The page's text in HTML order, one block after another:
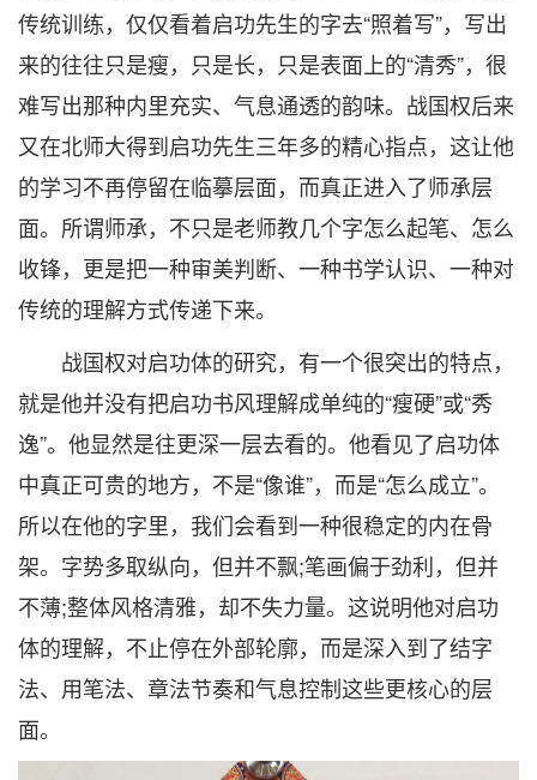
传统训练，仅仅看着启功先生的字去“照着写”，写出
来的往往只是瘦，只是长，只是表面上的“清秀”，很
难写出那种内里充实、气息通透的韵味。战国权后来
又在北师大得到启功先生三年多的精心指点，这让他
的学习不再停留在临摹层面，而真正进入了师承层
面。所谓师承，不只是老师教几个字怎么起笔、怎么
收锋，更是把一种审美判断、一种书学认识、一种对
传统的理解方式传递下来。
战国权对启功体的研究，有一个很突出的特点，
就是他并没有把启功书风理解成单纯的“瘦硬”或“秀
逸”。他显然是往更深一层去看的。他看见了启功体
中真正可贵的地方，不是“像谁”，而是“怎么成立”。
所以在他的字里，我们会看到一种很稳定的内在骨
架。字势多取纵向，但并不飘;笔画偏于劲利，但并
不薄;整体风格清雅，却不失力量。这说明他对启功
体的理解，不止停在外部轮廓，而是深入到了结字
法、用笔法、章法节奏和气息控制这些更核心的层
面。